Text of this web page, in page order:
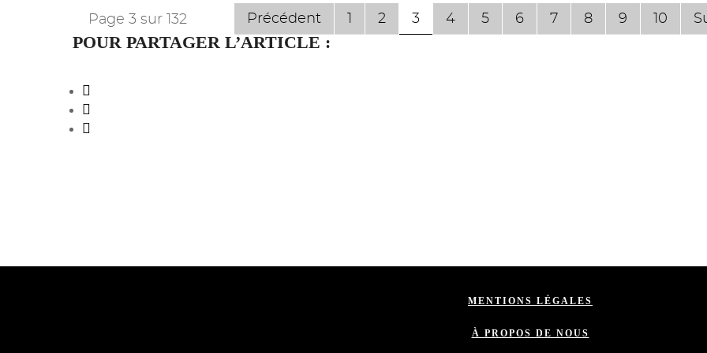
Précédent 2 3 4 5 6 7 8 9 10
Page 3 sur 132
POUR PARTAGER L’ARTICLE :
MENTIONS LÉGALES
À PROPOS DE NOUS